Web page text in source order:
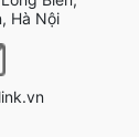
Hà Nội